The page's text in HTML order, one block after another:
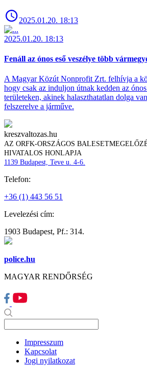
2025.01.20. 18:13
2025.01.20. 18:13
Fenáll az ónos eső veszélye több
A Magyar Közút Nonprofit Zrt. felhívja a
hogy csak az induljon útnak kedden az
területeken, akinek halaszthatatlan dolga
felszerelve a járműve.
kreszvaltozas.hu
AZ ORFK-ORSZÁGOS
HIVATALOS HONLAPJA
1139 Budapest, Teve u. 4-6.
Telefon:
+36 (1) 443 56 51
Levelezési cím:
1903 Budapest, Pf.: 314.
police.hu
MAGYAR RENDŐRSÉG
Impresszum
Kapcsolat
Jogi nyilatkozat